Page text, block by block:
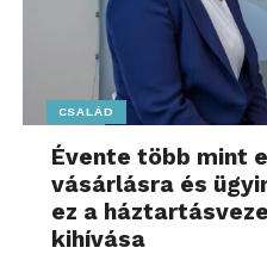
CSALÁD
Évente több mint
vásárlásra és
ez a
kihívása